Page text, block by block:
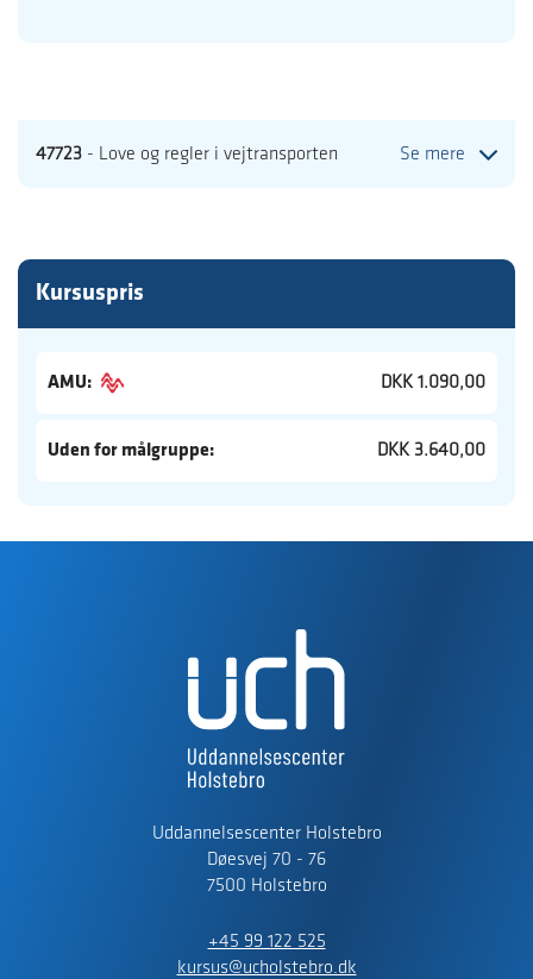
47723 - Love og regler i vejtransporten Se mere
Kursuspris
AMU: DKK 1.090,00
Uden for målgruppe: DKK 3.640,00
Uddannelsescenter Holstebro
Døesvej 70 - 76
7500 Holstebro
+45 99 122 525
kursus@ucholstebro.dk